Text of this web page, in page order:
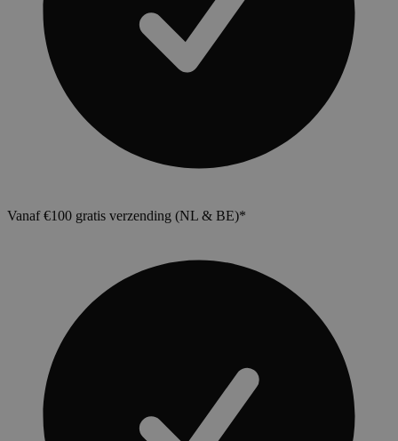
Vanaf €100 gratis verzending (NL & BE)*